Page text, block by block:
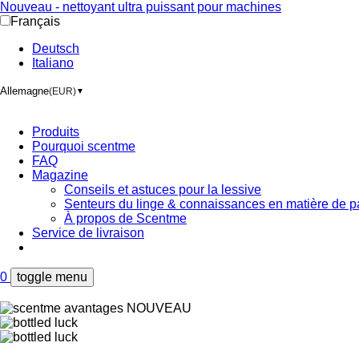
Nouveau - nettoyant ultra puissant pour machines
Français
Deutsch
Italiano
Allemagne(EUR)▼
Produits
Pourquoi scentme
FAQ
Magazine
Conseils et astuces pour la lessive
Senteurs du linge & connaissances en matière de
À propos de Scentme
Service de livraison
0 toggle menu